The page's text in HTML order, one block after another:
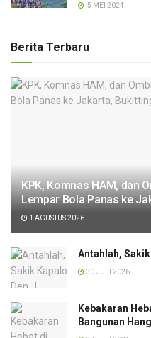
5 MEI 2024
Berita Terbaru
KPK, Komnas HAM, dan
Lempar Bola Panas ke
1 AGUSTUS 2026
Antahlah,
30 JULI 2026
Kebakaran
Bangunan